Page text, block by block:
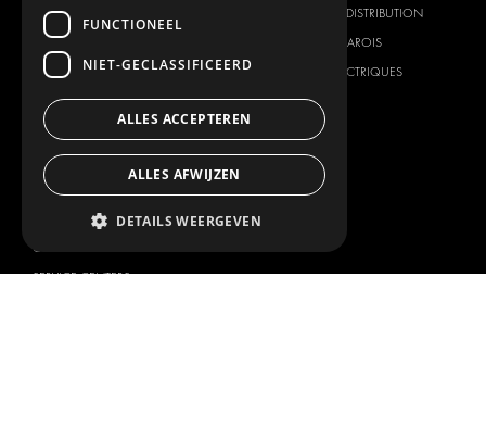
SOLUTIONS DE DISTRIBUTION
PLANCHERS ET PAROIS
SOLUTIONS ÉLECTRIQUES
PRODUITS DE SÉCURITÉ
PRODUITS AUXILIAIRES
SYSTÈMES DE CONTENEURS
SOLUTIONS POUR ATELIER
SIGNALISATION
GESTION DE PARC
SERVICE CENTERS
SOLUTIONS DE DISTRIBUTION
PLANCHERS ET PAROIS
SOLUTIONS ÉLECTRIQUES
KITS
FUNCTIONEEL
NIET-GECLASSIFICEERD
ALLES ACCEPTEREN
ALLES AFWIJZEN
DETAILS WEERGEVEN